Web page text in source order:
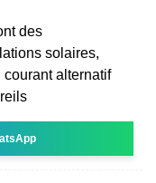
des
solaires,
alternatif